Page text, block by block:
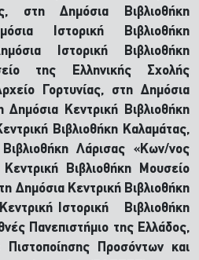
στη Δημόσια Βιβλιοθήκη
Ιστορική Βιβλιοθήκη
Ιστορική Βιβλιοθήκη
της Ελληνικής Σχολής
Γορτυνίας, στη Δημόσια
Δημόσια Κεντρική Βιβλιοθήκη
Βιβλιοθήκη Καλαμάτας,
Λάρισας «Κων/νος
Βιβλιοθήκη Μουσείο
Δημόσια Κεντρική Βιβλιοθήκη
Ιστορική Βιβλιοθήκη
Πανεπιστήμιο της Ελλάδος,
Πιστοποίησης Προσόντων και